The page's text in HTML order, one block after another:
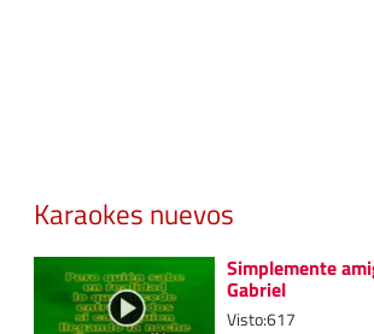
Karaokes nuevos
Simplemente
Gabriel
Visto:617